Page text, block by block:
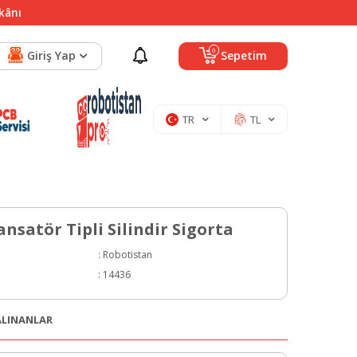
0 Sepetim
Giriş Yap
TR TL
Tipli Silindir Sigorta
: Robotistan
: 14436